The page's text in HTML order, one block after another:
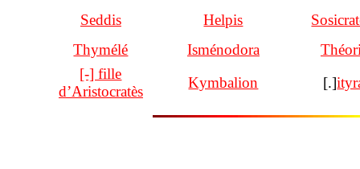
Seddis
Helpis
Thymélé
Isménodora
[-] fille
d’Aristocratès
Kymbalion [.]